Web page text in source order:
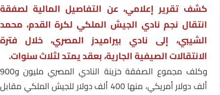
كشف تقرير إعلامي، عن التفاصيل المالية لصفقة
انتقال نجم نادي الجيش الملكي لكرة القدم، محمد
الشيبي، إلى نادي بيراميدز المصري، خلال فترة
الانتقالات الصيفية الجارية، بعقد يمتد لثلاث سنوات.
وكلف مجموع الصفقة خزينة النادي المصري مليون و900
ألف دولار أمريكي، منها 400 ألف دولار للجيش الملكي مقابل